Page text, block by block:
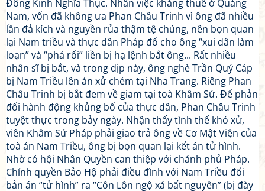
Đông Kinh Nghĩa Thục. Nhân việc kháng thuế ở Quảng
Nam, vốn đã không ưa Phan Châu Trinh vì ông đã nhiều
lần đả kích và nguyền rủa thậm tệ chúng, nên bọn quan
lại Nam triều và thực dân Pháp đổ cho ông “xui dân làm
loạn” và “phá rối” liền bị hạ lệnh bắt ông... Rất nhiều
nhân sĩ bị bắt, và trong dịp này, ông nghè Trần Quý Cáp
bị Nam Triều lên án xử chém tại Nha Trang. Riêng Phan
Châu Trinh bị bắt đem về giam tại toà Khâm Sứ. Để phản
đối hành động khủng bố của thực dân, Phan Châu Trinh
tuyệt thực trong bảy ngày. Nhận thấy tình thế khó xử,
viên Khâm Sứ Pháp phải giao trả ông về Cơ Mật Viện của
toà án Nam Triều, ông bị bọn quan lại kết án tử hình.
Nhờ có hội Nhân Quyền can thiệp với chánh phủ Pháp.
Chính quyền Bảo Hộ phải điều đình với Nam Triều đổi
bản án “tử hình” ra “Côn Lôn ngộ xá bất nguyên” (bị đày